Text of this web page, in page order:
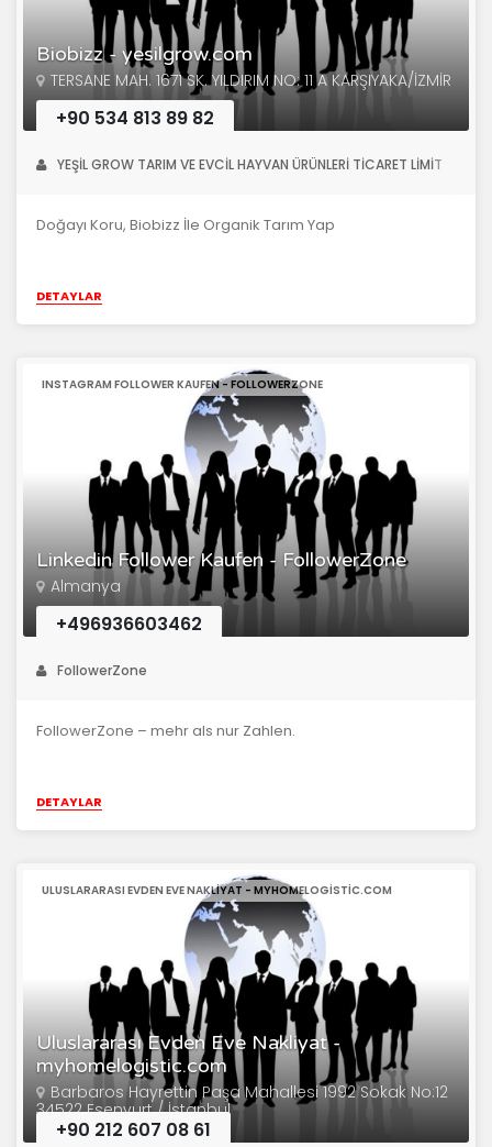
Biobizz - yesilgrow.com
TERSANE MAH. 1671 SK. YILDIRIM NO: 11 A KARŞIYAKA/İZMİR
+90 534 813 89 82
YEŞİL GROW TARIM VE EVCİL HAYVAN ÜRÜNLERİ TİCARET LİMİT
Doğayı Koru, Biobizz İle Organik Tarım Yap
DETAYLAR
Linkedin Follower Kaufen - FollowerZone
INSTAGRAM FOLLOWER KAUFEN - FOLLOWERZONE
Almanya
+496936603462
FollowerZone
FollowerZone – mehr als nur Zahlen.
DETAYLAR
Uluslararası Evden Eve Nakliyat -
myhomelogistic.com
ULUSLARARASI EVDEN EVE NAKLIYAT - MYHOMELOGISTIC.COM
Barbaros Hayrettin Paşa Mahallesi 1992 Sokak No:12
34522 Esenyurt / İstanbul
+90 212 607 08 61